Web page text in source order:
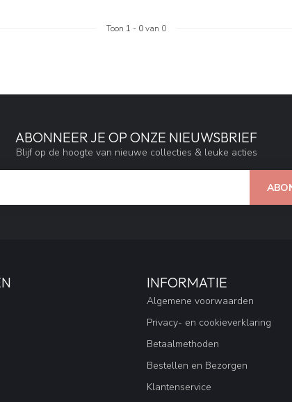
Toon 1 - 0van 0
ABONNEER JE OP ONZE NIEUWSBRIEF
Blijf op de hoogte van nieuwe collecties & leuke acties
INFORMATIE
Algemene voorwaarden
Privacy- en cookieverklaring
Betaalmethoden
Bestellen en Bezorgen
Klantenservice